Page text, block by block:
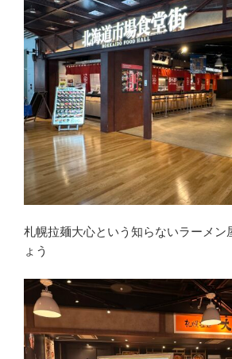
札幌拉麺大心という知らないラーメン
ょう